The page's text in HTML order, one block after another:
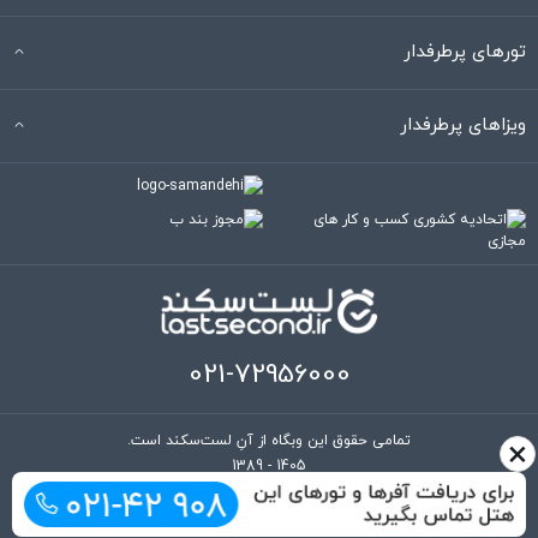
×
تورهای پرطرفدار
ویزاهای پرطرفدار
021-72956000
تمامی حقوق این وبگاه از آنِ لست‌سکند است.
1389 - 1405